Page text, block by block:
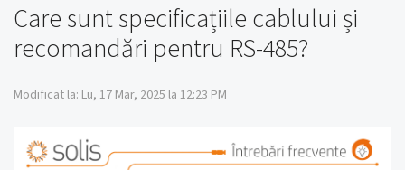
Care sunt specificațiile cablului și
recomandări pentru RS-485?
Modificat la: Lu, 17 Mar, 2025 la 12:23 PM